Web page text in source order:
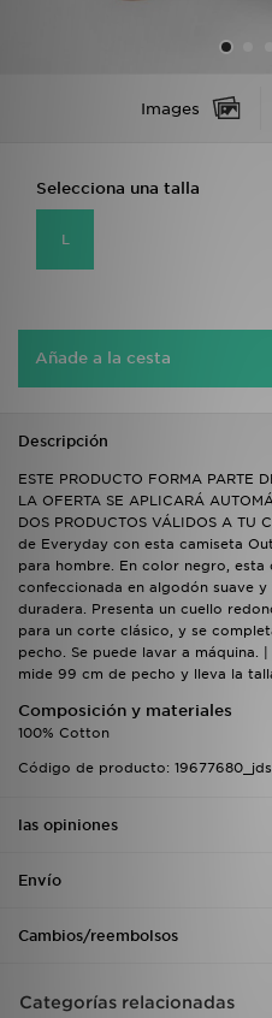
Images
Selecciona una talla
L
Añade a la cesta
Descripción
ESTE PRODUCTO FORMA PARTE
LA OFERTA SE APLICARÁ
DOS PRODUCTOS VÁLIDOS A TU
de Everyday con esta camiseta
para hombre. En color negro,
confeccionada en algodón suave
duradera. Presenta un cuello
para un corte clásico, y se
pecho. Se puede lavar a máquina.
mide 99 cm de pecho y lleva la
Composición y materiales
100% Cotton
Código de producto:
las opiniones
Envío
Cambios/reembolsos
Categorías relacionadas